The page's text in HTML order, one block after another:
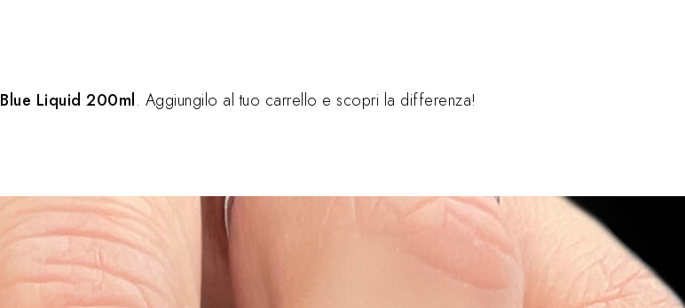
Blue Liquid 200ml. Aggiungilo al tuo carrello e scopri la differenza!